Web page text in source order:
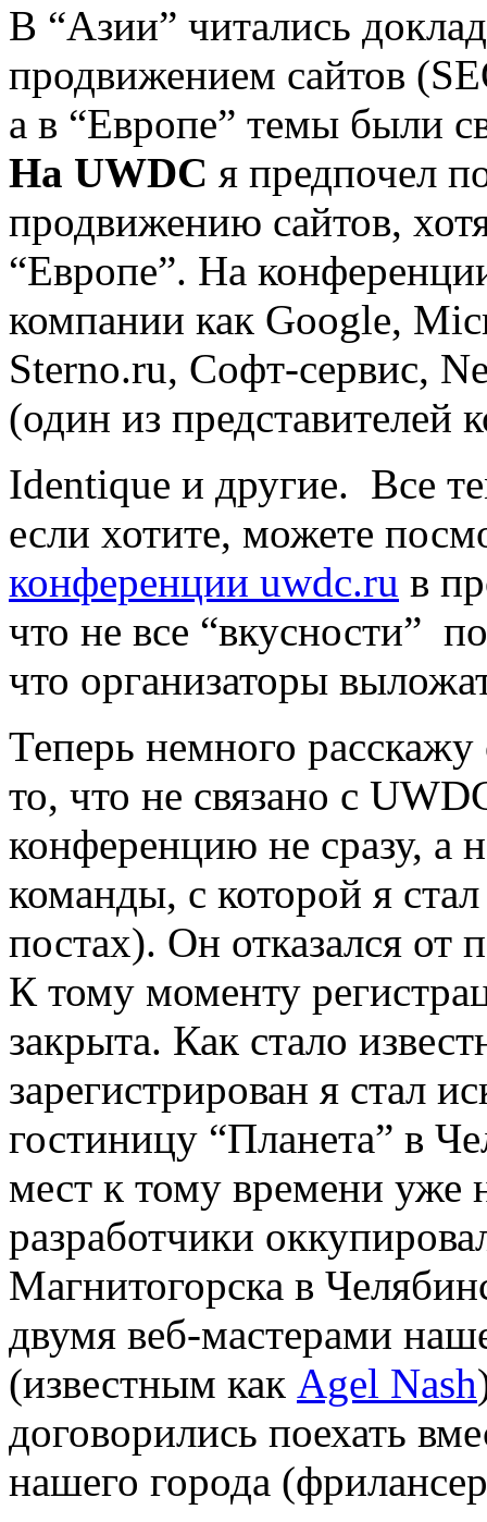
В “Азии” читались
продвижением сайтов
а в “Европе” темы были
На UWDC я предпочел
продвижению сайтов,
“Европе”. На
компании как Google,
Sterno.ru, Софт-сервис,
(один из представителей
Identique и другие. Все
если хотите, можете
конференции uwdc.ru в
что не все “вкусности”
что организаторы
Теперь немного
то, что не связано с
конференцию не сразу, а
команды, с которой я
постах). Он отказался от
К тому моменту
закрыта. Как стало
зарегистрирован я стал
гостиницу “Планета” в
мест к тому времени уже
разработчики
Магнитогорска в
двумя веб-мастерами
(известным как Agel Nash
договорились поехать
нашего города